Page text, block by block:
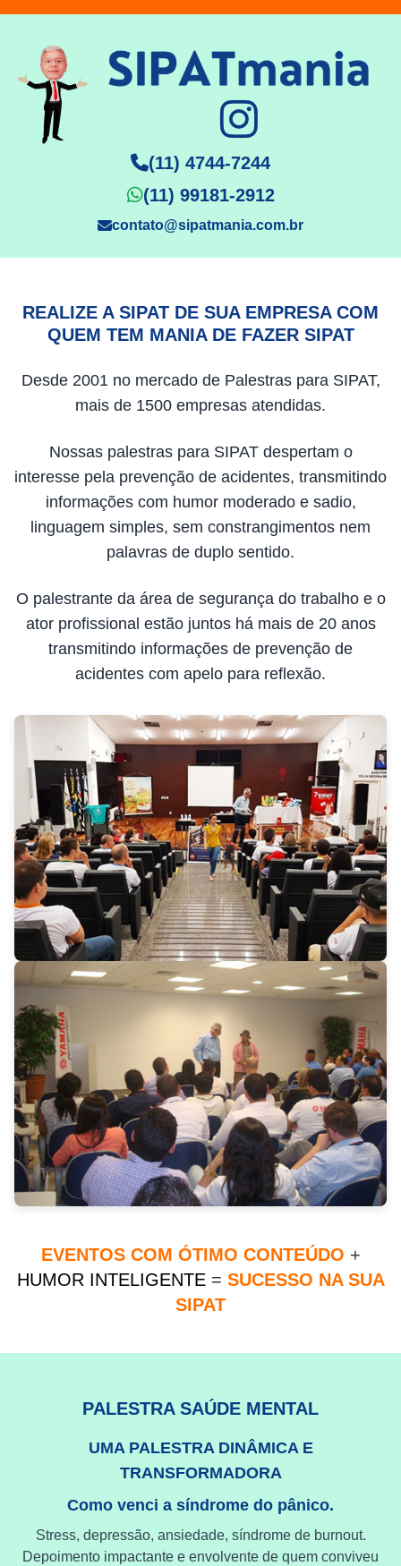
(11) 4744-7244
(11) 99181-2912
contato@sipatmania.com.br
REALIZE A SIPAT DE SUA EMPRESA COM
QUEM TEM MANIA DE FAZER SIPAT
Desde 2001 no mercado de Palestras para SIPAT,
mais de 1500 empresas atendidas.
Nossas palestras para SIPAT despertam o
interesse pela prevenção de acidentes, transmitindo
informações com humor moderado e sadio,
linguagem simples, sem constrangimentos nem
palavras de duplo sentido.
O palestrante da área de segurança do trabalho e o
ator profissional estão juntos há mais de 20 anos
transmitindo informações de prevenção de
acidentes com apelo para reflexão.
EVENTOS COM ÓTIMO CONTEÚDO +
HUMOR INTELIGENTE = SUCESSO NA SUA
SIPAT
PALESTRA SAÚDE MENTAL
UMA PALESTRA DINÂMICA E
TRANSFORMADORA
Como venci a síndrome do pânico.
Stress, depressão, ansiedade, síndrome de burnout.
Depoimento impactante e envolvente de quem conviveu